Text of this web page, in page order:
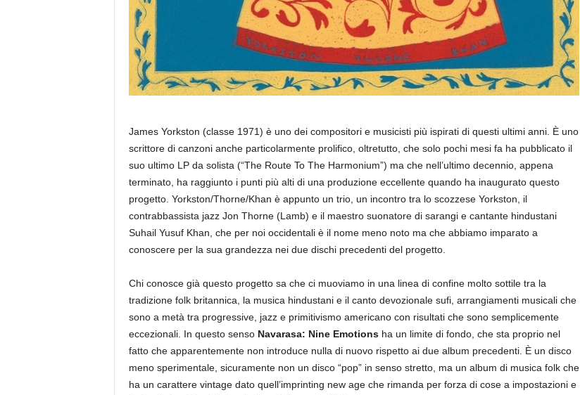
James Yorkston (classe 1971) è uno dei compositori e musicisti più ispirati di questi ultimi anni. È uno
scrittore di canzoni anche particolarmente prolifico, oltretutto, che solo pochi mesi fa ha pubblicato il
suo ultimo LP da solista (“The Route To The Harmonium”) ma che nell’ultimo decennio, appena
terminato, ha raggiunto i punti più alti di una produzione eccellente quando ha inaugurato questo
progetto. Yorkston/Thorne/Khan è appunto un trio, un incontro tra lo scozzese Yorkston, il
contrabbassista jazz Jon Thorne (Lamb) e il maestro suonatore di sarangi e cantante hindustani
Suhail Yusuf Khan, che per noi occidentali è il nome meno noto ma che abbiamo imparato a
conoscere per la sua grandezza nei due dischi precedenti del progetto.
Chi conosce già questo progetto sa che ci muoviamo in una linea di confine molto sottile tra la
tradizione folk britannica, la musica hindustani e il canto devozionale sufi, arrangiamenti musicali che
sono a metà tra progressive, jazz e primitivismo americano con risultati che sono semplicemente
eccezionali. In questo senso Navarasa: Nine Emotionsha un limite di fondo, che sta proprio nel
fatto che apparentemente non introduce nulla di nuovo rispetto ai due album precedenti. È un disco
meno sperimentale, sicuramente non un disco “pop” in senso stretto, ma un album di musica folk che
ha un carattere vintage dato quell’imprinting new age che rimanda per forza di cose a impostazioni e